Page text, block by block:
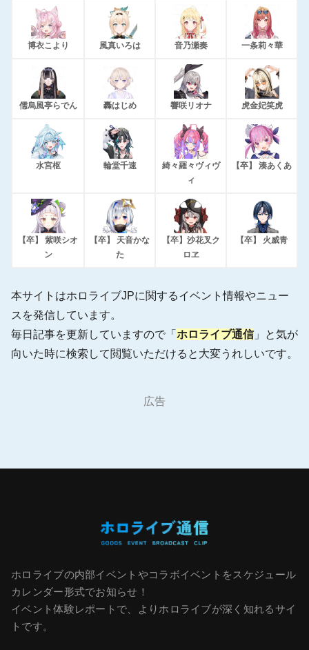
博衣こより 風真いろは 音乃瀬奏 一条莉々華
儒烏風亭らでん 轟はじめ 響咲リオナ 虎金妃笑虎
水宮枢 輪堂千速
綺々羅々ヴィヴ
ィ
【卒】 湊あくあ
【卒】 紫咲シオ
ン
【卒】 天音かな
た
【卒】沙花叉ク
ロヱ
【卒】 火威青
本サイトはホロライブJPに関するイベント情報やニュー
スを発信しています。
毎日記事を更新していますので「 ホロライブ通信 」と気が
向いた時に検索して閲覧いただけると大変うれしいです。
広告
ホロライブの内部イベントやコラボイベントをスケジュール
カレンダー形式でお知らせ！
イベント体験レポートで、よりホロライブが深く知れるサイ
トです。